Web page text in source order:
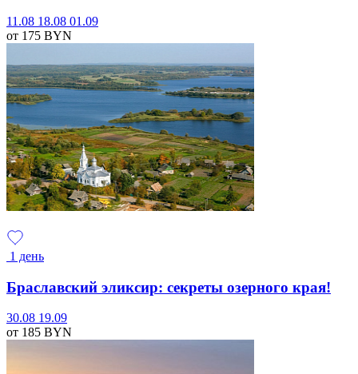
11.08 18.08 01.09
от 175 BYN
1 день
Браславский эликсир: секреты озерного края!
30.08 19.09
от 185 BYN